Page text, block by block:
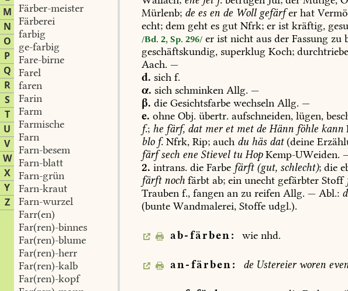
M
N
O
P
Q
R
S
T
U
V
W
X
Y
Z
Färber-meister
Färberei
farbig
ge-farbig
Fare-birne
Farel
faren
Farin
Farm
Farmische
Farn
Farn-besem
Farn-blatt
Farn-grün
Farn-kraut
Farn-wurzel
Farr(en)
Far(ren)-binnes
Far(ren)-blume
Far(ren)-herr
Far(ren)-kalb
Far(ren)-kopf
Mürlenb; de es en de Wollgefärfer hat
echt; dem geht es gut Nfrk; er ist kräftig,
/Bd. 2, Sp. 296/ er ist nicht aus der Fassung zu
geschäftskundig, superklug Koch;
Aach. —
d. sich f.
α. sich schminken Allg. —
β. die Gesichtsfarbe wechseln Allg. —
e. ohne Obj. übertr. aufschneiden, lügen,
f.; he färf, datmeretmetde Hänn föhle kann
blof. Nfrk, Rip; auch du häs dat(deine
färfsech ene Stieveltu Hop Kemp-UWeiden.
2. intrans. die Farbe färft(gut, schlecht); die
färftnoch färbt ab; ein unecht gefärbter Stoff
Trauben f., fangen an zu reifen Allg. — Abl.:
(bunte Wandmalerei, Stoffe udgl.).
ab-färben: wienhd.
an-färben: deUstereierworen